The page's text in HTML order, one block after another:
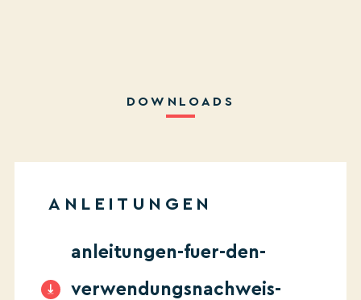
DOWNLOADS
ANLEITUNGEN
anleitungen-fuer-den-
verwendungsnachweis-